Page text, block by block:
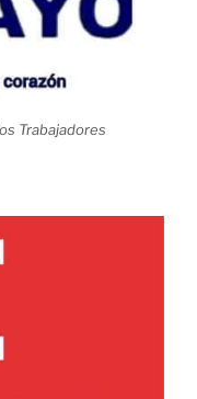
Trabajadores